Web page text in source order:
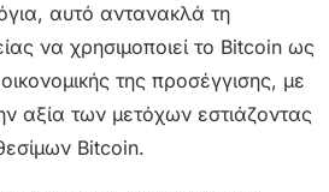
αυτό αντανακλά τη
να χρησιμοποιεί το Bitcoin ως
της προσέγγισης, με
αξία των μετόχων εστιάζοντας
Bitcoin.